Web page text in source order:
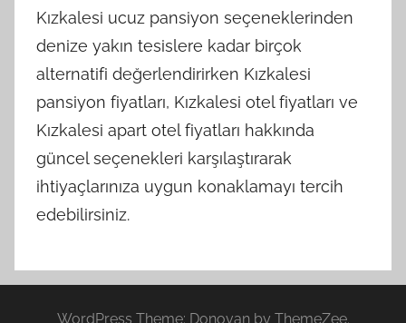
Kızkalesi ucuz pansiyon seçeneklerinden
denize yakın tesislere kadar birçok
alternatifi değerlendirirken Kızkalesi
pansiyon fiyatları, Kızkalesi otel fiyatları ve
Kızkalesi apart otel fiyatları hakkında
güncel seçenekleri karşılaştırarak
ihtiyaçlarınıza uygun konaklamayı tercih
edebilirsiniz.
WordPress Theme: Donovan by ThemeZee.